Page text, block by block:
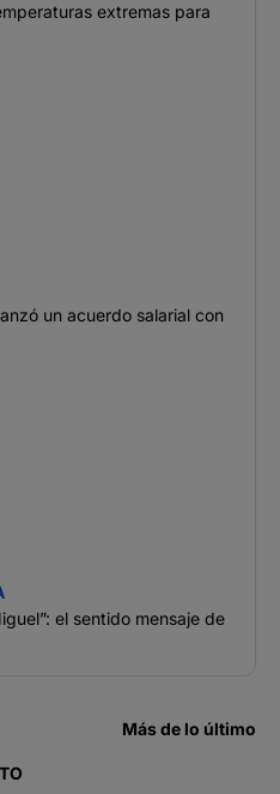
extremas para
un acuerdo salarial con
el sentido mensaje de
Más de lo último